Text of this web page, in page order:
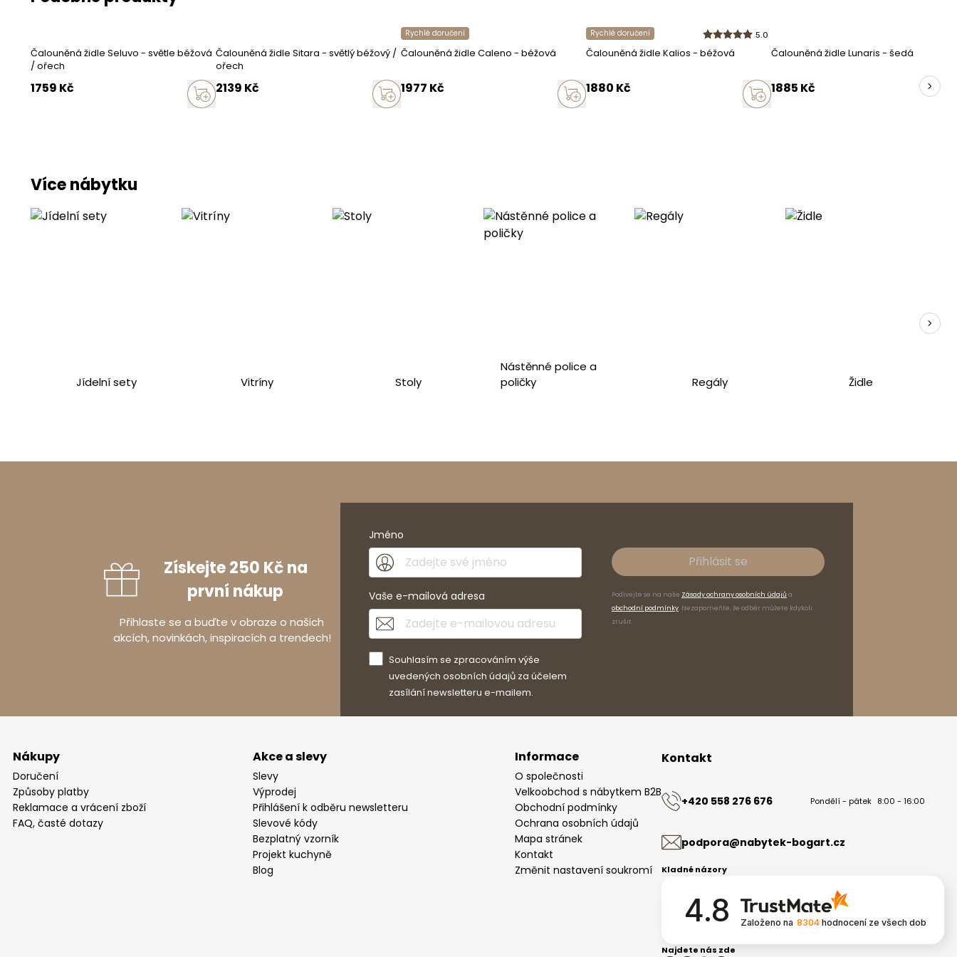
Čalounění látka
barevné provedení
Doplňující informace
Informace o výrobci
Výrobce Nabytek Bogart
Adresa 37-125 Czarna 825
Země
Čalouněná židle Seluvo - světle béžová
/ ořech
1759 Kč
Čalouněná židle Sitara - světlý béžový /
ořech
2139 Kč
Rychlé doručení
Čalouněná židle Caleno - béžová
1977 Kč
Rychlé doručení 5.0
Čalouněná židle Kalios - béžová
1880 Kč
Čalouněná židle Lunaris - šedá
1885 Kč
Více nábytku
Jídelní sety Vitríny Stoly
Nástěnné police a
poličky
Regály Židle
Získejte 250 Kč na
první nákup
Přihlaste se a buďte v obraze o našich
akcích, novinkách, inspiracích a trendech!
Jméno
Vaše e-mailová adresa
Souhlasím se zpracováním výše
uvedených osobních údajů za účelem
zasílání newsletteru e-mailem.
Přihlásit se
Podívejte se na naše Zásady ochrany osobních údajů a
obchodní podmínky. Nezapomeňte, že odběr můžete kdykoli
zrušit.
Nákupy
Doručení
Způsoby platby
Reklamace a vrácení zboží
FAQ, časté dotazy
Akce a slevy
Slevy
Výprodej
Přihlášení k odběru newsletteru
Slevové kódy
Bezplatný vzorník
Projekt kuchyně
Blog
Informace
O společnosti
Velkoobchod s nábytkem B2B
Obchodní podmínky
Ochrana osobních údajů
Mapa stránek
Kontakt
Změnit nastavení soukromí
Kontakt
+420 558 276 676 Pondělí - pátek 8:00 - 16:00
podpora@nabytek-bogart.cz
Kladné názory
4.8 Založeno na 8304 hodnocení ze všech dob
Najdete nás zde